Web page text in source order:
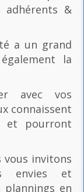
adhérents &
a un grand
la
avec vos
connaissent
et pourront
vous invitons
envies et
en